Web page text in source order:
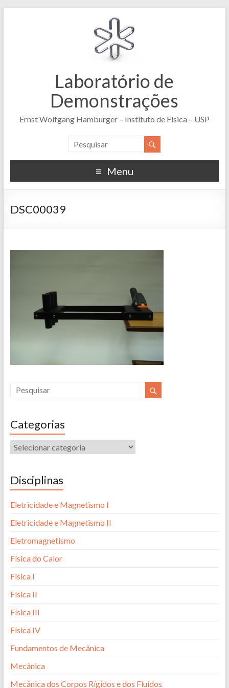
Laboratório de
Demonstrações
Ernst Wolfgang Hamburger – Instituto de Física – USP
Menu
DSC00039
Categorias
Disciplinas
Eletricidade e Magnetismo I
Eletricidade e Magnetismo II
Eletromagnetismo
Física do Calor
Física I
Física II
Física III
Física IV
Fundamentos de Mecânica
Mecânica
Mecânica dos Corpos Rígidos e dos Fluidos